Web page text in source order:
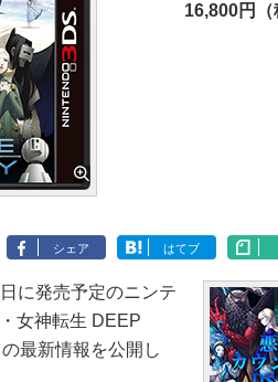
16,800円（
シェア はてブ
に発売予定のニンテ
女神転生 DEEP
最新情報を公開し